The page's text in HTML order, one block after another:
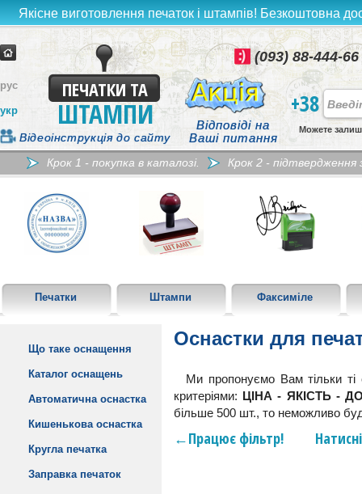
Якісне виготовлення печаток і штампів! Безкоштовна
ПЕЧАТКИ ТА
ШТАМПИ
Відповіді на
Ваші питання
Відеоінструкція до сайту
рус
укр
(093) 88-444-66
+38
Можете
Крок 1 - покупка в каталозі. Крок 2 - підтвердження
Печатки Штампи Факсиміле
Що таке оснащення
Каталог оснащень
Автоматична оснастка
Кишенькова оснастка
Кругла печатка
Заправка печаток
Оснастки для
Ми пропонуємо Вам тільки ті
критеріями: ЦІНА - ЯКІСТЬ -
більше 500 шт., то неможливо
←Працює фільтр!